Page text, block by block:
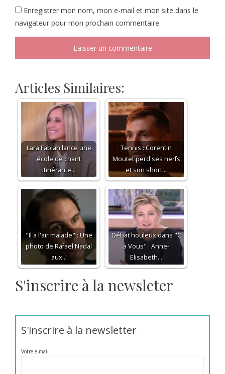
Enregistrer mon nom, mon e-mail et mon site dans le
navigateur pour mon prochain commentaire.
Articles Similaires:
Lara Fabian lance une
école de chant
itinérante…
Tennis : Corentin
Moutet perd ses nerfs
et son short…
"Il a l'air malade" : Une
photo de Rafael Nadal
aux…
Débat houleux dans "C
à Vous" : Anne-
Elisabeth…
S'inscrire à la newsleter
S'inscrire à la newsletter
Votre e-mail